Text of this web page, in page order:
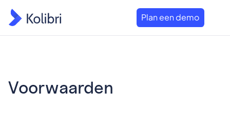
Plan een demo
Voorwaarden